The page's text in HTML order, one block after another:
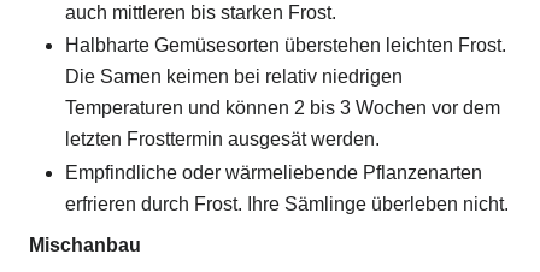
auch mittleren bis starken Frost.
Halbharte Gemüsesorten überstehen leichten Frost.
Die Samen keimen bei relativ niedrigen
Temperaturen und können 2 bis 3 Wochen vor dem
letzten Frosttermin ausgesät werden.
Empfindliche oder wärmeliebende Pflanzenarten
erfrieren durch Frost. Ihre Sämlinge überleben nicht.
Mischanbau